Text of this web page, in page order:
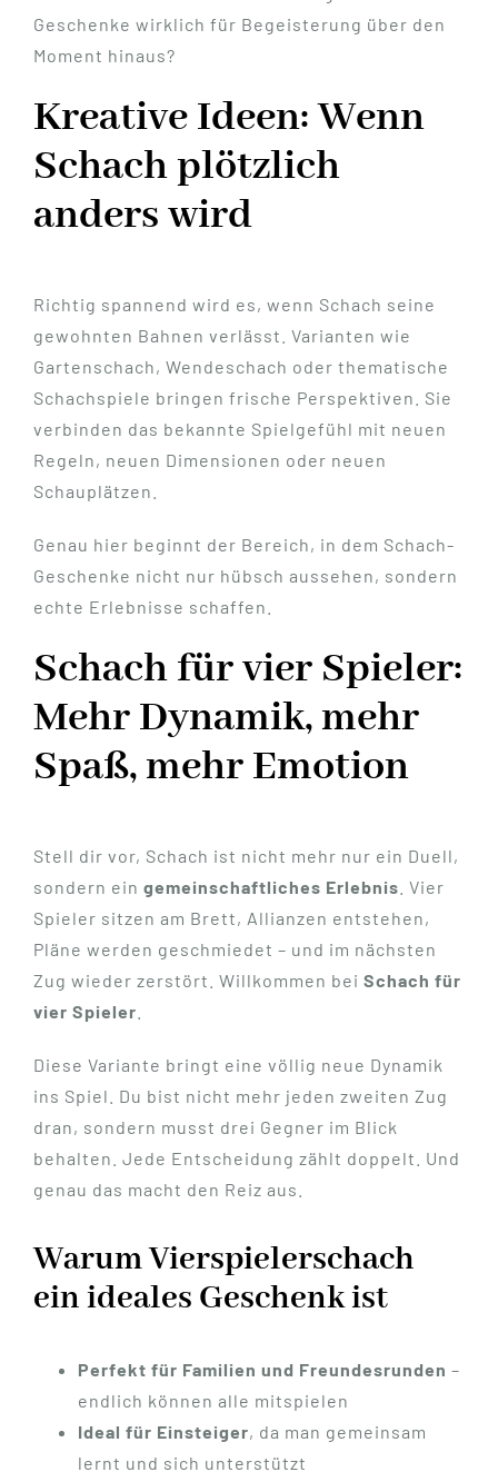
Geschenke wirklich für Begeisterung über den
Moment hinaus?
Kreative Ideen: Wenn
Schach plötzlich
anders wird
Richtig spannend wird es, wenn Schach seine
gewohnten Bahnen verlässt. Varianten wie
Gartenschach, Wendeschach oder thematische
Schachspiele bringen frische Perspektiven. Sie
verbinden das bekannte Spielgefühl mit neuen
Regeln, neuen Dimensionen oder neuen
Schauplätzen.
Genau hier beginnt der Bereich, in dem Schach-
Geschenke nicht nur hübsch aussehen, sondern
echte Erlebnisse schaffen.
Schach für vier Spieler:
Mehr Dynamik, mehr
Spaß, mehr Emotion
Stell dir vor, Schach ist nicht mehr nur ein Duell,
sondern ein gemeinschaftliches Erlebnis . Vier
Spieler sitzen am Brett, Allianzen entstehen,
Pläne werden geschmiedet – und im nächsten
Zug wieder zerstört. Willkommen bei Schach für
vier Spieler
Diese Variante bringt eine völlig neue Dynamik
ins Spiel. Du bist nicht mehr jeden zweiten Zug
dran, sondern musst drei Gegner im Blick
behalten. Jede Entscheidung zählt doppelt. Und
genau das macht den Reiz aus.
Warum Vierspielerschach
ein ideales Geschenk ist
Perfekt für Familien und Freundesrunden –
endlich können alle mitspielen
Ideal für Einsteiger, da man gemeinsam
lernt und sich unterstützt